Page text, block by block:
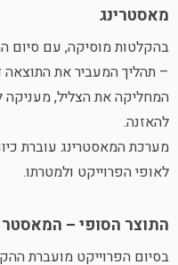
מאסטרינג
בהקלטות מוסיקה, עם סיום
המחליקה את הצליל, מעניקה
להאזנה.
מערכת המאסטרינג עוברת
לאופי הפרוייקט ולמטרתו.
התוצר הסופי – המאסטר
בסיום הפרוייקט מועברת